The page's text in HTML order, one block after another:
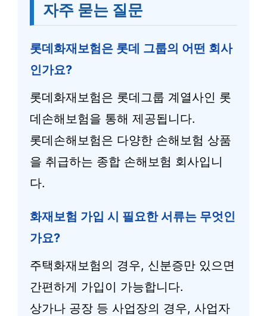
자주 묻는 질문
롯데화재보험은 롯데 그룹의 어떤 회사
인가요?
롯데화재보험은 롯데그룹 계열사인 롯
데손해보험을 통해 제공됩니다.
롯데손해보험은 다양한 손해보험 상품
을 취급하는 종합 손해보험 회사입니
다.
화재보험 가입 시 필요한 서류는 무엇인
가요?
주택화재보험의 경우, 신분증만 있으면
간편하게 가입이 가능합니다.
상가나 공장 등 사업장의 경우, 사업자